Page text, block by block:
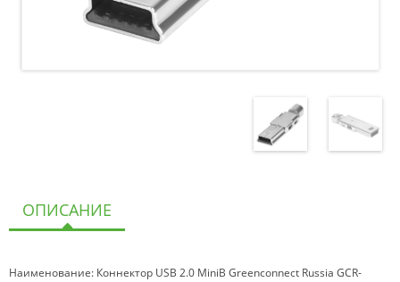
ОПИСАНИЕ
Наименование: Коннектор USB 2.0 MiniB Greenconnect Russia GCR-